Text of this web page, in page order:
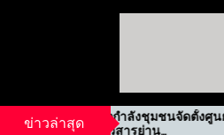
ข่าวล่าสุด
รฟม. ผนึกกำลังชุมชนจัดตั้งศูนย์
ข้อมูลข่าวสารย่าน